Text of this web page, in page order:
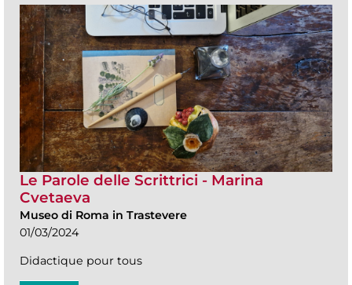
Le Parole delle Scrittrici - Marina
Cvetaeva
Museo di Roma in Trastevere
01/03/2024
Didactique pour tous